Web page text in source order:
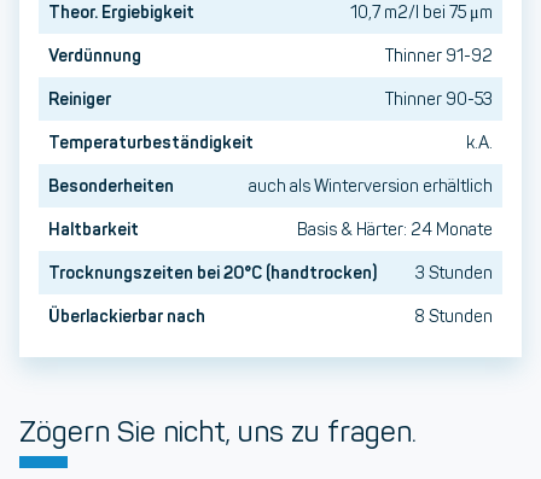
Theor. Ergiebigkeit
10,7 m2/l bei 75 μm
Verdünnung
Thinner 91-92
Reiniger
Thinner 90-53
Temperaturbeständigkeit
k.A.
Besonderheiten
auch als Winterversion erhältlich
Haltbarkeit
Basis & Härter: 24 Monate
Trocknungszeiten bei 20°C (handtrocken)
3 Stunden
Überlackierbar nach
8 Stunden
Zögern Sie nicht, uns zu fragen.